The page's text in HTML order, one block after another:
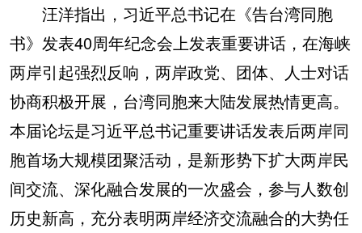
汪洋指出，习近平总书记在《告台湾同胞
书》发表40周年纪念会上发表重要讲话，在海峡
两岸引起强烈反响，两岸政党、团体、人士对话
协商积极开展，台湾同胞来大陆发展热情更高。
本届论坛是习近平总书记重要讲话发表后两岸同
胞首场大规模团聚活动，是新形势下扩大两岸民
间交流、深化融合发展的一次盛会，参与人数创
历史新高，充分表明两岸经济交流融合的大势任